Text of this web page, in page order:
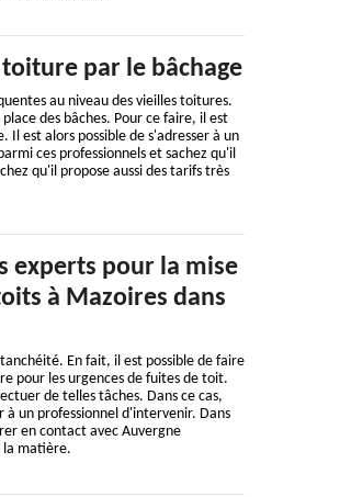
par le bâchage
au niveau des vieilles toitures.
des bâches. Pour ce faire, il est
est alors possible de s'adresser à un
ces professionnels et sachez qu'il
qu'il propose aussi des tarifs très
experts pour la mise
à Mazoires dans
En fait, il est possible de faire
pour les urgences de fuites de toit.
de telles tâches. Dans ce cas,
à un professionnel d'intervenir. Dans
en contact avec Auvergne
la matière.